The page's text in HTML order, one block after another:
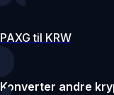
PAXG til KRW
Konverter andre